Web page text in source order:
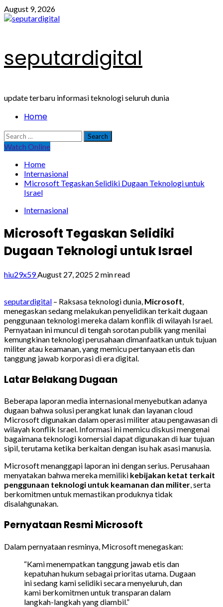
Skip
to
August 9, 2026
seputardigital
update terbaru informasi teknologi seluruh dunia
PrimaryHome
Search
for:
Watch Online
Home
Internasional
Microsoft Tegaskan Selidiki Dugaan Teknologi untuk
Israel
Internasional
Microsoft Tegaskan Selidiki
Dugaan Teknologi untuk Israel
hiu29x59August 27, 2025 2 min read
seputardigital – Raksasa teknologi dunia, Microsoft,
menegaskan sedang melakukan penyelidikan terkait dugaan
penggunaan teknologi mereka dalam konflik di wilayah Israel.
Pernyataan ini muncul di tengah sorotan publik yang menilai
kemungkinan teknologi perusahaan dimanfaatkan untuk tujuan
militer atau keamanan, yang memicu pertanyaan etis dan
tanggung jawab korporasi di era digital.
Latar Belakang Dugaan
Beberapa laporan media internasional menyebutkan adanya
dugaan bahwa solusi perangkat lunak dan layanan cloud
Microsoft digunakan dalam operasi militer atau pengawasan di
wilayah konflik Israel. Informasi ini memicu diskusi mengenai
bagaimana teknologi komersial dapat digunakan di luar tujuan
sipil, terutama ketika berkaitan dengan isu hak asasi manusia.
Microsoft menanggapi laporan ini dengan serius. Perusahaan
menyatakan bahwa mereka memiliki kebijakan ketat terkait
penggunaan teknologi untuk keamanan dan militer, serta
berkomitmen untuk memastikan produknya tidak
disalahgunakan.
Pernyataan Resmi Microsoft
Dalam pernyataan resminya, Microsoft menegaskan:
“Kami menempatkan tanggung jawab etis dan
kepatuhan hukum sebagai prioritas utama. Dugaan
ini sedang kami selidiki secara menyeluruh, dan
kami berkomitmen untuk transparan dalam
langkah-langkah yang diambil.”